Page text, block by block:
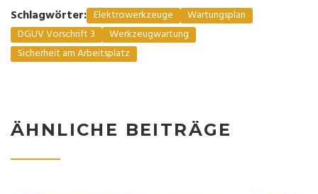
Schlagwörter: Elektrowerkzeuge
Wartungsplan
DGUV Vorschrift 3
Werkzeugwartung
Sicherheit am Arbeitsplatz
ÄHNLICHE BEITRÄGE